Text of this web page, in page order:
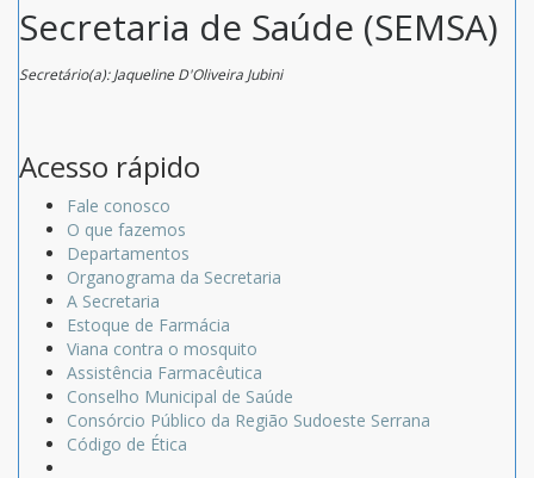
Secretaria de Saúde (SEMSA)
Secretário(a): Jaqueline D'Oliveira Jubini
Acesso rápido
Fale conosco
O que fazemos
Departamentos
Organograma da Secretaria
A Secretaria
Estoque de Farmácia
Viana contra o mosquito
Assistência Farmacêutica
Conselho Municipal de Saúde
Consórcio Público da Região Sudoeste Serrana
Código de Ética